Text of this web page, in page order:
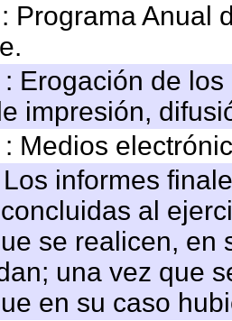
Programa Anual
Erogación de
impresión,
Medios
informes
al
se realicen, en
una vez que
en su caso